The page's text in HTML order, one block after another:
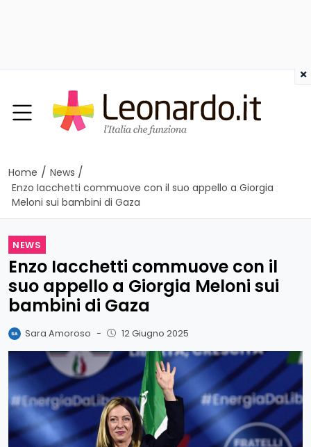
Home / News /
Enzo Iacchetti commuove con il suo appello a Giorgia
Meloni sui bambini di Gaza
NEWS
Enzo Iacchetti commuove con il
suo appello a Giorgia Meloni sui
bambini di Gaza
Sara Amoroso - 12 Giugno 2025
×